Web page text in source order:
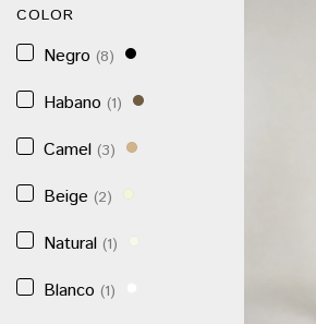
COLOR
Negro (8)
Habano (1)
Camel (3)
Beige (2)
Natural (1)
Blanco (1)